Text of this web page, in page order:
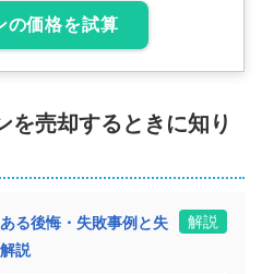
の価格を試算
を売却するときに知り
る後悔・失敗事例と失
説
解説